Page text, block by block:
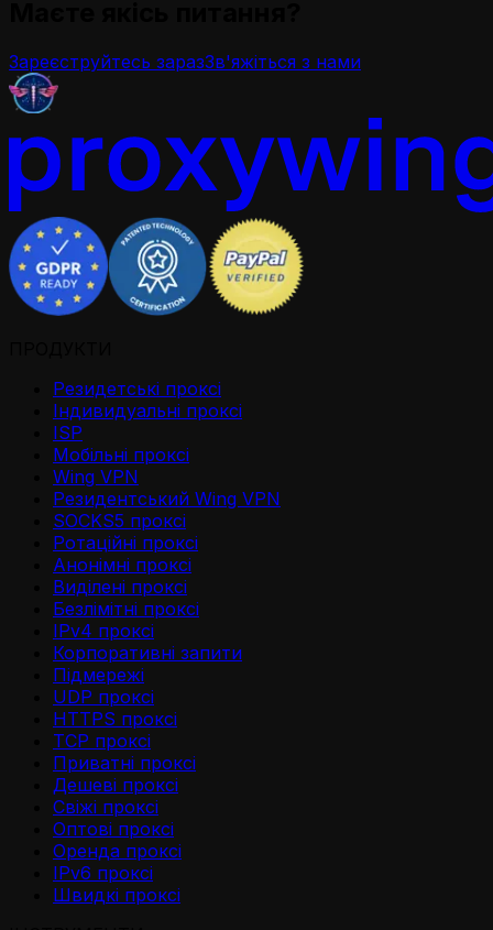
Зареєструйтесь заразЗв'яжіться з нами
Резидетськi проксi
Iндивидуальнi проксi
ISP
Мобільні проксі
Wing VPN
Резидентський Wing VPN
SOCKS5 проксі
Ротаційні проксі
Анонімні проксі
Виділені проксі
Безлімітні проксі
IPv4 проксі
Корпоративні запити
Підмережі
UDP проксі
HTTPS проксі
TCP проксі
Приватні проксі
Дешеві проксі
Свіжі проксі
Оптові проксі
Оренда проксі
IPv6 проксі
Швидкі проксі